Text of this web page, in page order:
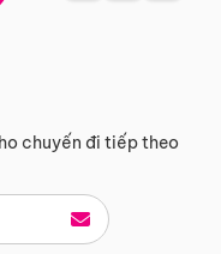
chuyến đi tiếp theo